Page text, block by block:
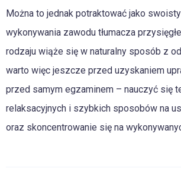
Można to jednak potraktować jako
wykonywania zawodu tłumacza
rodzaju wiąże się w naturalny sposób z
warto więc jeszcze przed uzyskaniem
przed samym egzaminem – nauczyć się
relaksacyjnych i szybkich sposobów na
oraz skoncentrowanie się na